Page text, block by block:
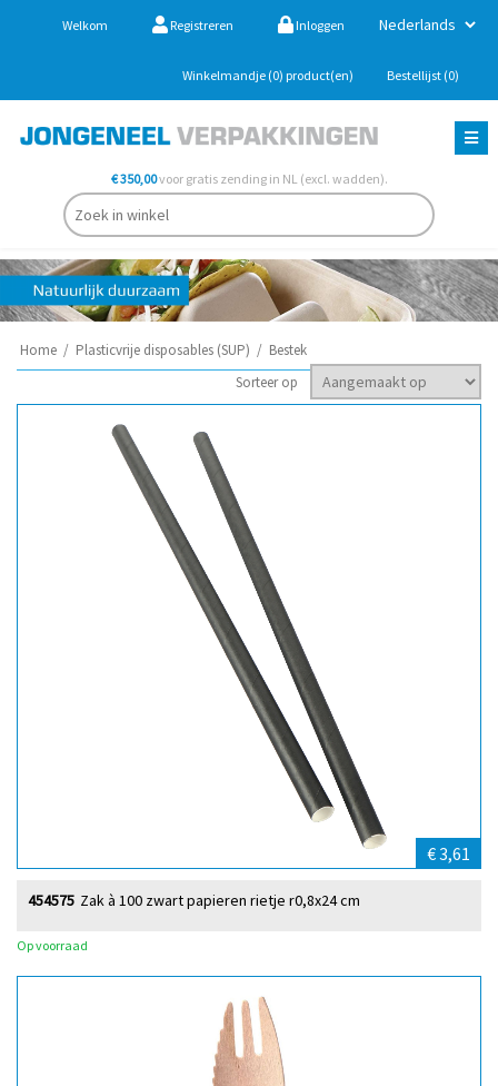
Welkom Registreren Inloggen
Winkelmandje (0) product(en) Bestellijst (0)
€ 350,00voor gratis zending in NL (excl. wadden).
Home / Plasticvrije disposables (SUP) / Bestek
Sorteer op
€ 3,61
Zak à 100 zwart papieren rietje r0,8x24 cm
454575
Op voorraad